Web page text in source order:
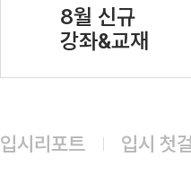
8월 신규
강좌&교재
입시리포트 입시 첫